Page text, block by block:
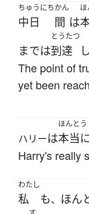
ちゅうにち
中日
かん
間 は
ほ
までは
とうたつ
到達
The point of
yet been
ハリーは
ほんとう
本当
Harry's really
わたし
私 も、 ほん